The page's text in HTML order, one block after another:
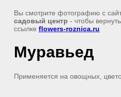
Вы смотрите фотографию с
садовый центр - чтобы
ссылке flowers-roznica.ru
Муравьед
Применяется на овощных,